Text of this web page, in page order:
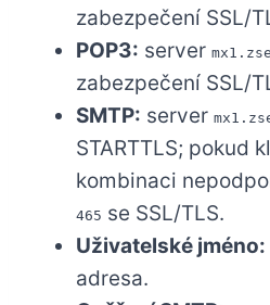
zabezpečení SSL/
POP3: server
zabezpečení SSL/
SMTP: server
STARTTLS; pokud
kombinaci
465 se SSL/TLS.
Uživatelské jméno:
adresa.